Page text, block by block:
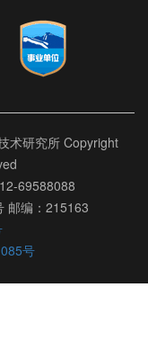
术研究所 Copyright
69588088
邮编：215163
号